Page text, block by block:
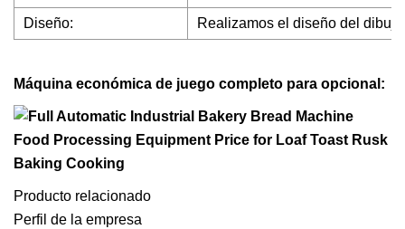
Diseño: Realizamos el diseño del
Máquina económica de juego completo para opcional:
Producto relacionado
Perfil de la empresa